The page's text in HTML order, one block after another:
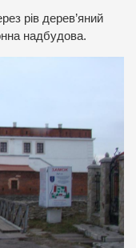
рів дерев’яний
надбудова.